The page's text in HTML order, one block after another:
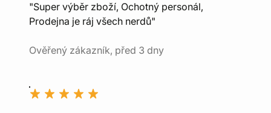
"Super výběr zboží, Ochotný personál,
Prodejna je ráj všech nerdů"
Ověřený zákazník, před 3 dny